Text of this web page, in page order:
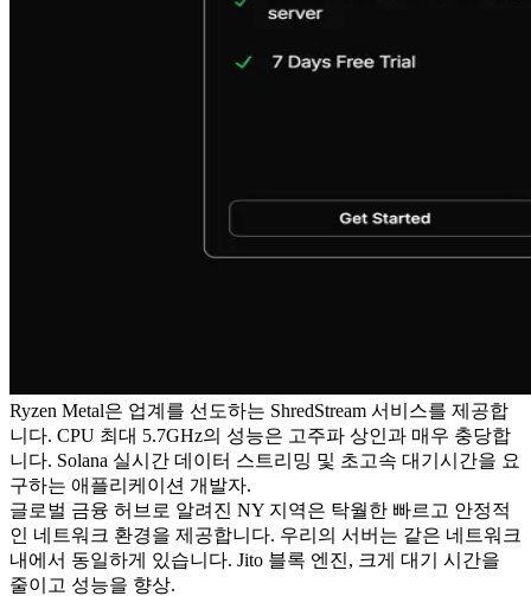
Ryzen Metal은 업계를 선도하는 ShredStream 서비스를 제공합
니다. CPU 최대 5.7GHz의 성능은 고주파 상인과 매우 충당합
니다. Solana 실시간 데이터 스트리밍 및 초고속 대기시간을 요
구하는 애플리케이션 개발자.
글로벌 금융 허브로 알려진 NY 지역은 탁월한 빠르고 안정적
인 네트워크 환경을 제공합니다. 우리의 서버는 같은 네트워크
내에서 동일하게 있습니다. Jito 블록 엔진, 크게 대기 시간을
줄이고 성능을 향상.